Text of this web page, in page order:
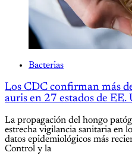
Bacterias
Los CDC confirman más
auris en 27 estados de EE.
La propagación del hongo
estrecha vigilancia sanitaria en
datos epidemiológicos más
Control y la